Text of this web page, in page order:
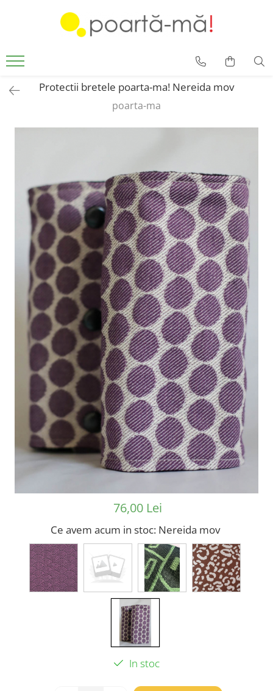
Borsete
Accesorii LunaProtectii bretele poarta-ma! Nereida mov
poarta-ma
76,00 Lei
Ce avem acum in stoc: Nereida mov
In stoc